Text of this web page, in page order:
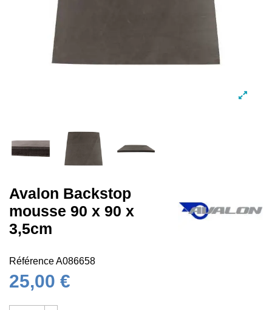
Avalon Backstop
mousse 90 x 90 x
3,5cm
RéférenceA086658
25,00 €